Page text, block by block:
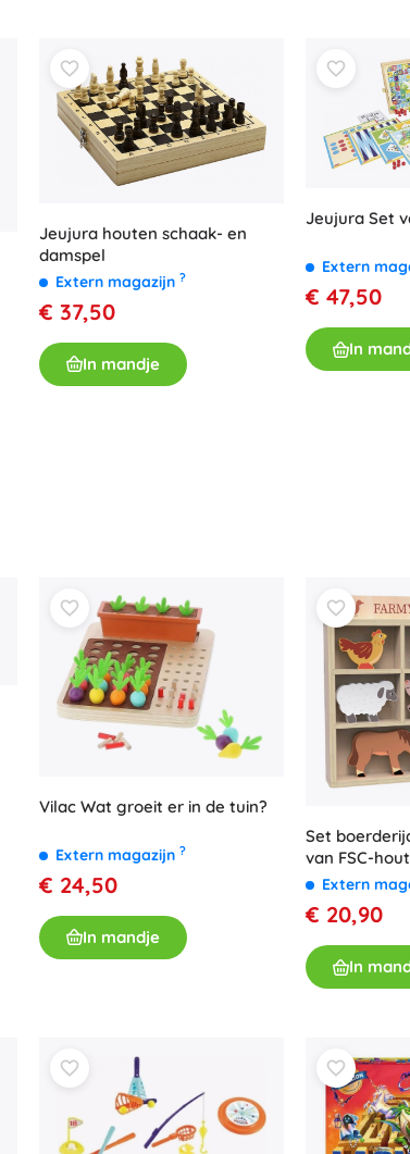
Jeujura houten schaak- en
damspel
Extern magazijn ?
€ 37,50
In mandje
Jeujura Set
Extern
€ 47,50
In
Vilac Wat groeit er in de tuin?
Extern magazijn ?
€ 24,50
In mandje
Set
van FSC-hout
Extern
€ 20,90
In